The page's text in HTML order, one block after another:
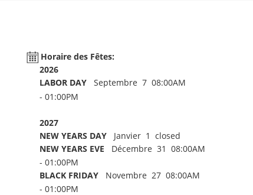
Horaire des Fêtes:
2026
LABOR DAYSeptembre 7 08:00AM
- 01:00PM
2027
NEW YEARS DAYJanvier 1 closed
NEW YEARS EVE Décembre 31 08:00AM
- 01:00PM
BLACK FRIDAYNovembre 27 08:00AM
- 01:00PM